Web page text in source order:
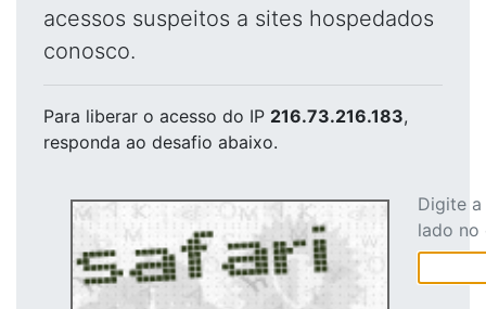
acessos suspeitos a sites hospedados
conosco.
Para liberar o acesso do IP 216.73.216.183,
responda ao desafio abaixo.
Digite
lado no